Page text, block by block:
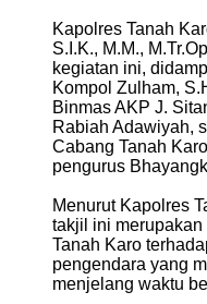
Kapolres Tanah
S.I.K., M.M.,
kegiatan ini,
Kompol Zulham,
Binmas AKP J.
Rabiah Adawiyah,
Cabang Tanah
pengurus
Menurut Kapolres
takjil ini
Tanah Karo
pengendara yang
menjelang waktu